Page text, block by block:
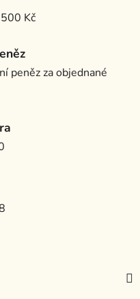
Kč
peněz za objednané